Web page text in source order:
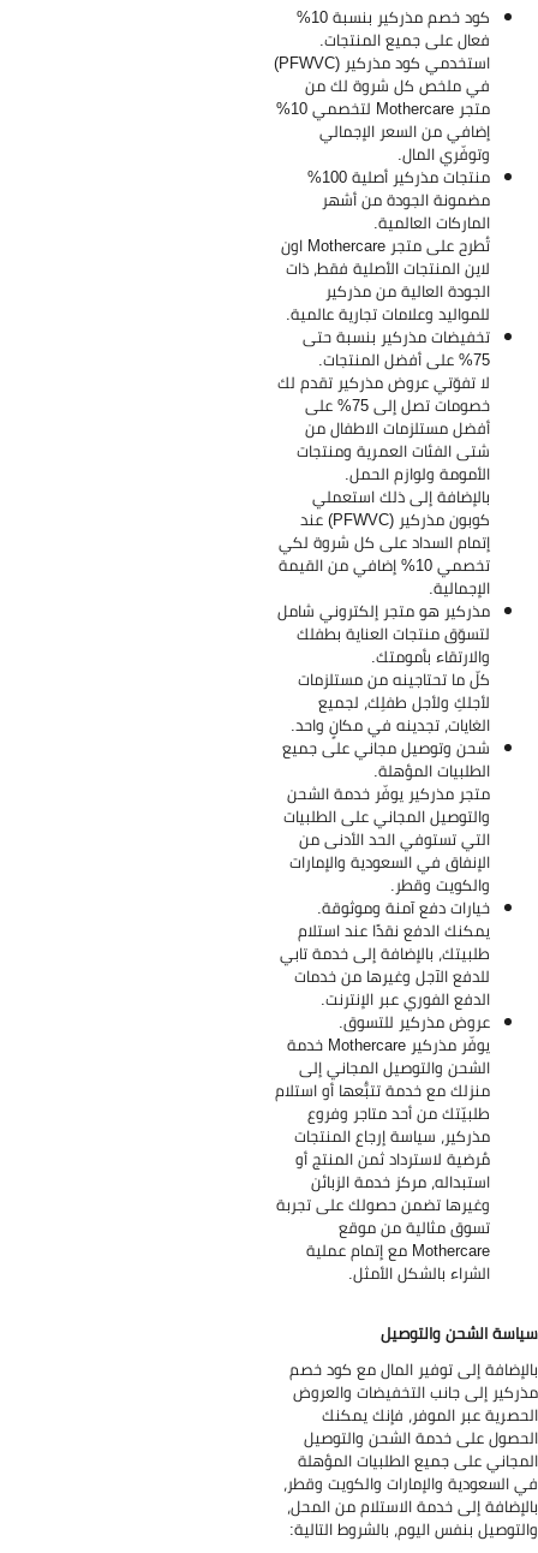
كود خصم مذركير بنسبة 10%
فعال على جميع المنتجات.
استخدمي كود مذركير (PFWVC)
في ملخص كل شروة لك من
متجر Mothercare لتخصمي 10%
إضافي من السعر الإجمالي
وتوفّري المال.
منتجات مذركير أصلية 100%
مضمونة الجودة من أشهر
الماركات العالمية.
تُطرح على متجر Mothercare اون
لاين المنتجات الأصلية فقط، ذات
الجودة العالية من مذركير
للمواليد وعلامات تجارية عالمية.
تخفيضات مذركير بنسبة حتى
75% على أفضل المنتجات.
لا تفوّتي عروض مذركير تقدم لك
خصومات تصل إلى 75% على
أفضل مستلزمات الاطفال من
شتى الفئات العمرية ومنتجات
الأمومة ولوازم الحمل.
بالإضافة إلى ذلك استعملي
كوبون مذركير (PFWVC) عند
إتمام السداد على كل شروة لكي
تخصمي 10% إضافي من القيمة
الإجمالية.
مذركير هو متجر إلكتروني شامل
لتسوّق منتجات العناية بطفلك
والارتقاء بأمومتك.
كلّ ما تحتاجينه من مستلزمات
لأجلكِ ولأجل طفلِك، لجميع
الغايات، تجدينه في مكانٍ واحد.
شحن وتوصيل مجاني على جميع
الطلبيات المؤهلة.
متجر مذركير يوفّر خدمة الشحن
والتوصيل المجاني على الطلبيات
التي تستوفي الحد الأدنى من
الإنفاق في السعودية والإمارات
والكويت وقطر.
خيارات دفع آمنة وموثوقة.
يمكنك الدفع نقدًا عند استلام
طلبيتك، بالإضافة إلى خدمة تابي
للدفع الآجل وغيرها من خدمات
الدفع الفوري عبر الإنترنت.
عروض مذركير للتسوق.
يوفّر مذركير Mothercare خدمة
الشحن والتوصيل المجاني إلى
منزلك مع خدمة تتبُّعها أو استلام
طلبيّتك من أحد متاجر وفروع
مذركير، سياسة إرجاع المنتجات
مُرضية لاسترداد ثمن المنتج أو
استبداله، مركز خدمة الزبائن
وغيرها تضمن حصولك على تجربة
تسوق مثالية من موقع
Mothercare مع إتمام عملية
الشراء بالشكل الأمثل.
الشحن والتوصيل
إلى توفير المال مع كود خصم
إلى جانب التخفيضات والعروض
عبر الموفر، فإنك يمكنك
على خدمة الشحن والتوصيل
على جميع الطلبيات المؤهلة
السعودية والإمارات والكويت وقطر،
إلى خدمة الاستلام من المحل،
بنفس اليوم، بالشروط التالية: